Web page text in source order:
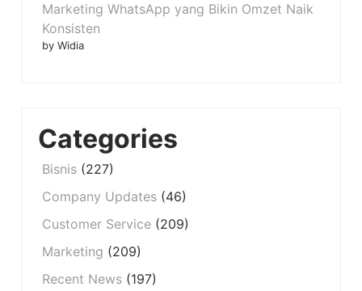
Marketing WhatsApp yang Bikin Omzet Naik
Konsisten
by Widia
Categories
Bisnis (227)
Company Updates (46)
Customer Service (209)
Marketing (209)
Recent News (197)